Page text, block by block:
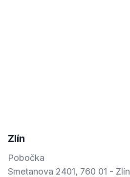
Zlín
Pobočka
Smetanova 2401, 760 01 - Zlín